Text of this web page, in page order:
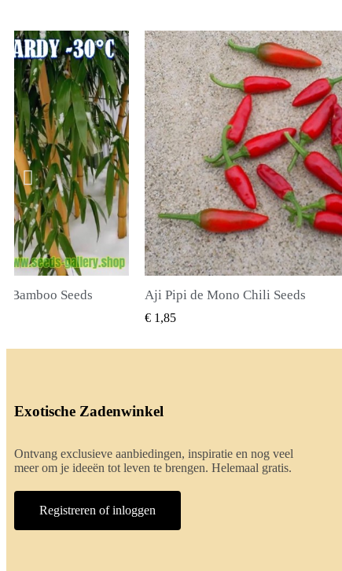
Seeds SNEL BEKIJKEN
True Lavender Seeds
€ 2,00
Exotische Zadenwinkel
Ontvang exclusieve aanbiedingen, inspiratie en nog veel
meer om je ideeën tot leven te brengen. Helemaal gratis.
Registreren of inloggen